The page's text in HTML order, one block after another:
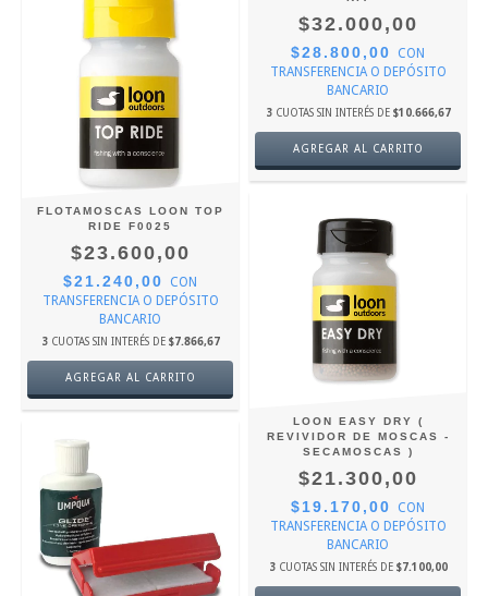
FLOTAMOSCAS LOON TOP
RIDE F0025
$23.600,00
$21.240,00
CON
TRANSFERENCIA O DEPÓSITO
BANCARIO
3 CUOTAS SIN INTERÉS DE $7.866,67
$32.000,00
$28.800,00
CON
TRANSFERENCIA O DEPÓSITO
BANCARIO
3 CUOTAS SIN INTERÉS DE $10.666,67
LOON EASY DRY (
REVIVIDOR DE MOSCAS -
SECAMOSCAS )
$21.300,00
$19.170,00
CON
TRANSFERENCIA O DEPÓSITO
BANCARIO
3 CUOTAS SIN INTERÉS DE $7.100,00